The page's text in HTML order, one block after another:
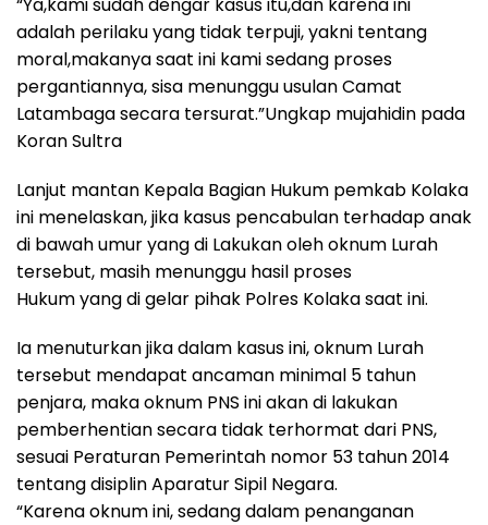
adalah perilaku yang tidak terpuji, yakni tentang
moral,makanya saat ini kami sedang proses
pergantiannya, sisa menunggu usulan Camat
Latambaga secara tersurat.”Ungkap mujahidin pada
Koran Sultra
Lanjut mantan Kepala Bagian Hukum pemkab Kolaka
ini menelaskan, jika kasus pencabulan terhadap anak
di bawah umur yang di Lakukan oleh oknum Lurah
tersebut, masih menunggu hasil proses
Hukum yang di gelar pihak Polres Kolaka saat ini.
Ia menuturkan jika dalam kasus ini, oknum Lurah
tersebut mendapat ancaman minimal 5 tahun
penjara, maka oknum PNS ini akan di lakukan
pemberhentian secara tidak terhormat dari PNS,
sesuai Peraturan Pemerintah nomor 53 tahun 2014
tentang disiplin Aparatur Sipil Negara.
“Karena oknum ini, sedang dalam penanganan